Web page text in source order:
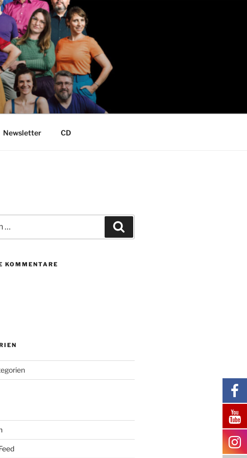
Newsletter CD
KOMMENTARE